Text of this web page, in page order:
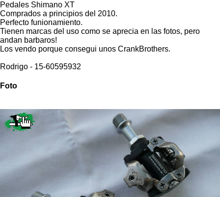
Fotos
del
DÃA
Fotos
votadas
Pedales Shimano XT
Comprados a principios del 2010.
Perfecto funionamiento.
Tienen marcas del uso como se aprecia en las fotos, pero
andan barbaros!
Los vendo porque consegui unos CrankBrothers.
Rodrigo - 15-60595932
Foto